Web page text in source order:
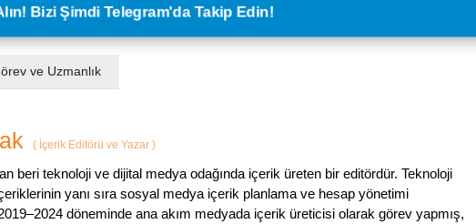
Bizi Şimdi Telegram'da Takip Edin!
ve Uzmanlık
( İçerik Editörü ve Yazar )
beri teknoloji ve dijital medya odağında içerik üreten bir editördür. Teknoloji
yanı sıra sosyal medya içerik planlama ve hesap yönetimi
döneminde ana akım medyada içerik üreticisi olarak görev yapmış,